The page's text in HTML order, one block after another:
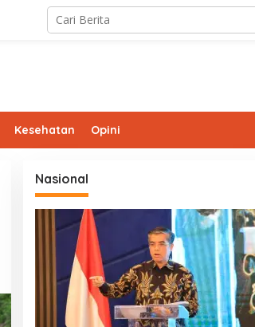
Kesehatan Opini
Nasional